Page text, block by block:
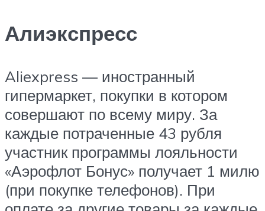
Алиэкспресс
Aliexpress — иностранный
гипермаркет, покупки в котором
совершают по всему миру. За
каждые потраченные 43 рубля
участник программы лояльности
«Аэрофлот Бонус» получает 1 милю
(при покупке телефонов). При